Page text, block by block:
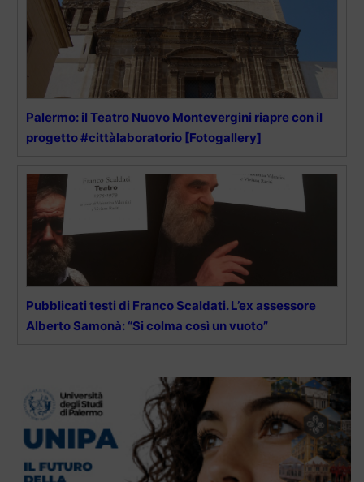
Palermo: il Teatro Nuovo Montevergini riapre con il
progetto #cittàlaboratorio [Fotogallery]
Pubblicati testi di Franco Scaldati. L’ex assessore
Alberto Samonà: “Si colma così un vuoto”